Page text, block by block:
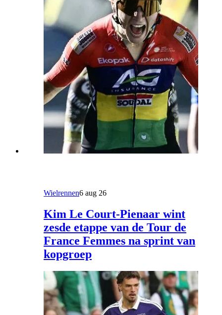
Wielrennen6 aug 26
Kim Le Court-Pienaar wint
zesde etappe van de Tour de
France Femmes na sprint van
kopgroep